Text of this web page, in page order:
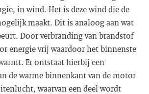
in wind. Het is deze wind die de
maakt. Dit is analoog aan wat
Door verbranding van brandstof
energie vrij waardoor het binnenste
Er ontstaat hierbij een
de warme binnenkant van de motor
waarvan een deel wordt